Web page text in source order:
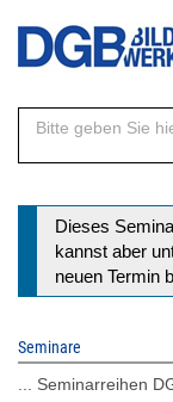
Direkt
Inhalt
Dieses
kannst aber
neuen Termin
Seminare
... Seminarreihen